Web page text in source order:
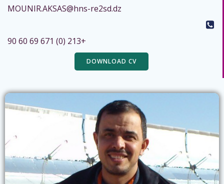
MOUNIR.AKSAS@hns-re2sd.dz
+213 (0) 671 69 60 90
DOWNLOAD CV